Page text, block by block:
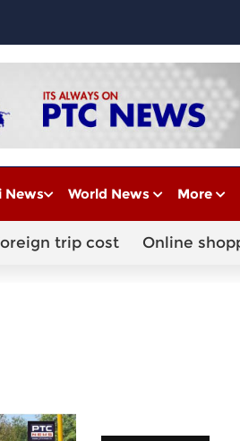
News World News More
trip cost Online